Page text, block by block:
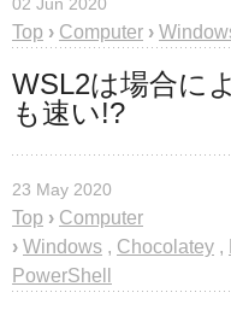
Top › Computer ›
WSL2は場合に
も速い!?
23 May 2020
Top › Computer
› Windows , Chocolatey ,
PowerShell